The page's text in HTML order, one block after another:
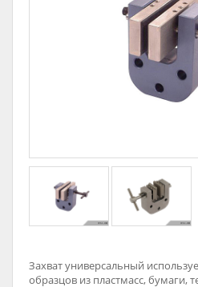
Захват универсальный
образцов из пластмасс, бумаги,